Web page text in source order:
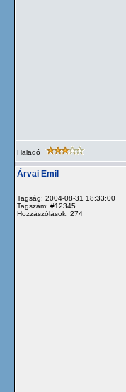
Haladó
Árvai Emil
Tagság: 2004-08-31 18:33:00
Tagszám: #12345
Hozzászólások: 274